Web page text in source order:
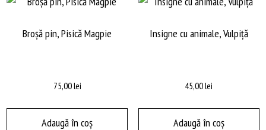
Broşă pin, Pisică Magpie
75,00lei
Adaugă în coș
Insigne cu animale, Vulpiță
45,00lei
Adaugă în coș